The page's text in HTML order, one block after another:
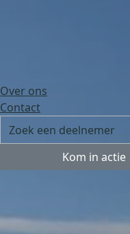
Over ons
Contact
Kom in actie